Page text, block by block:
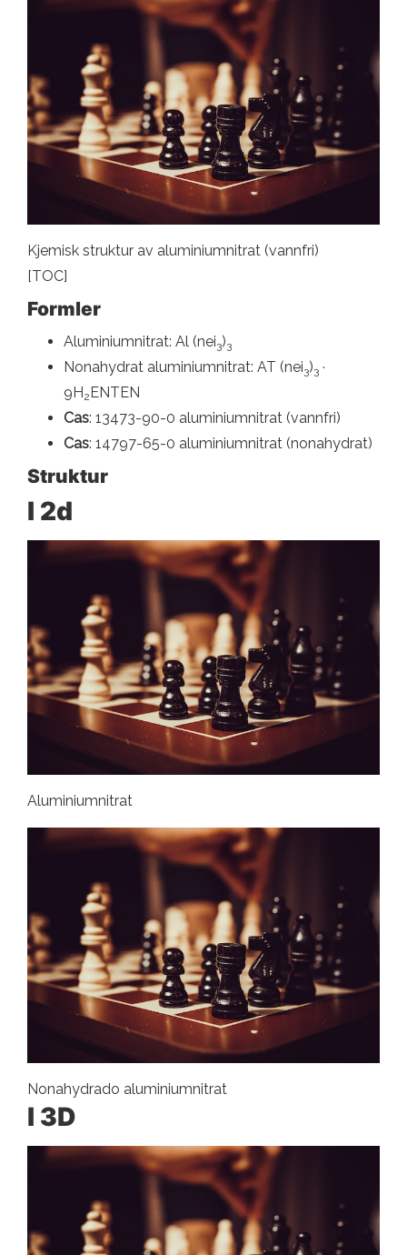
Kjemisk struktur av aluminiumnitrat (vannfri)
[TOC]
Formler
Aluminiumnitrat: Al (nei3)3
Nonahydrat aluminiumnitrat: AT (nei3)3 ·
9H2ENTEN
Cas: 13473-90-0 aluminiumnitrat (vannfri)
Cas: 14797-65-0 aluminiumnitrat (nonahydrat)
Struktur
I 2d
Aluminiumnitrat
Nonahydrado aluminiumnitrat
I 3D